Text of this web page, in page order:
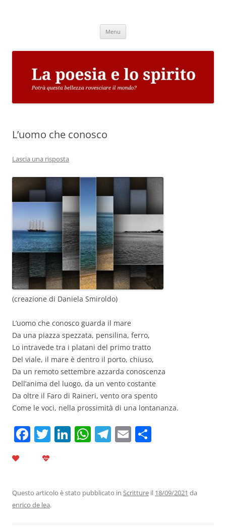
Menu
L’uomo che conosco
Lascia una risposta
(creazione di Daniela Smiroldo)
L’uomo che conosco guarda il mare
Da una piazza spezzata, pensilina, ferro,
Lo intravede tra i platani del primo tratto
Del viale, il mare è dentro il porto, chiuso,
Da un remoto settembre azzarda conoscenza
Dell’anima del luogo, da un vento costante
Da oltre il Faro di Raineri, vento ora spento
Come le voci, nella prossimità di una lontananza.
F
b
o
T Li
dI
W
A
T
a
E
vi
Questo articolo è stato pubblicato in Scritture il 18/09/2021 da
enrico de lea.